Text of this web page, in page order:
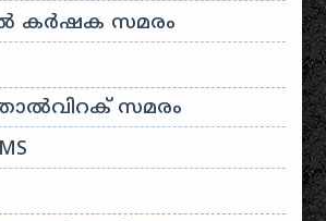
കർഷക സമരം
സമരം